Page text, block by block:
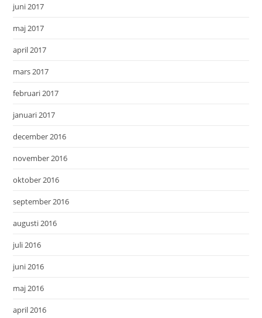
juni 2017
maj 2017
april 2017
mars 2017
februari 2017
januari 2017
december 2016
november 2016
oktober 2016
september 2016
augusti 2016
juli 2016
juni 2016
maj 2016
april 2016